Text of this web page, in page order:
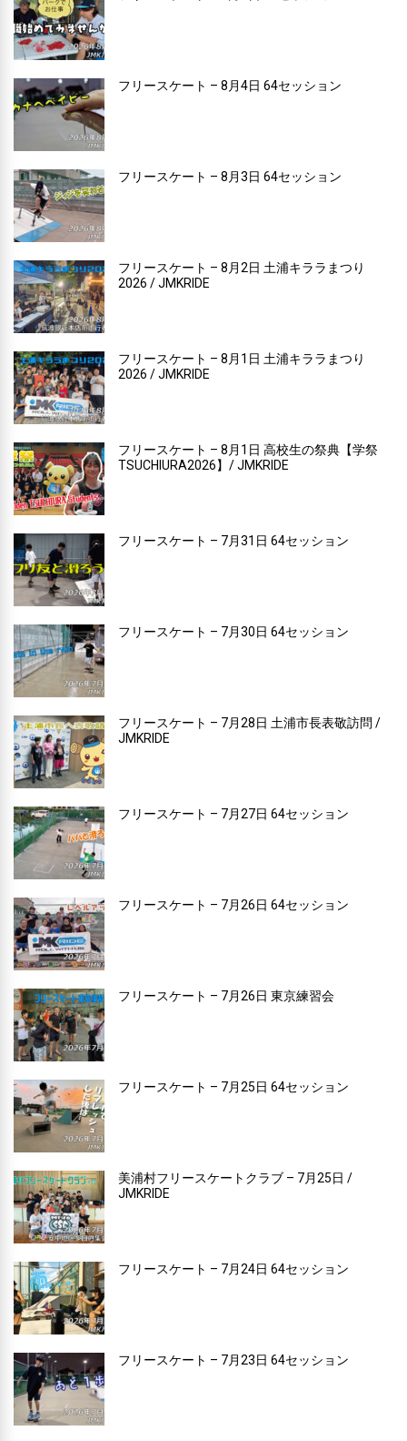
フリースケート – 8月4日 64セッション
フリースケート – 8月3日 64セッション
フリースケート – 8月2日 土浦キララまつり
2026 / JMKRIDE
フリースケート – 8月1日 土浦キララまつり
2026 / JMKRIDE
フリースケート – 8月1日 高校生の祭典【学祭
TSUCHIURA2026】/ JMKRIDE
フリースケート – 7月31日 64セッション
フリースケート – 7月30日 64セッション
フリースケート – 7月28日 土浦市長表敬訪問 /
JMKRIDE
フリースケート – 7月27日 64セッション
フリースケート – 7月26日 64セッション
フリースケート – 7月26日 東京練習会
フリースケート – 7月25日 64セッション
美浦村フリースケートクラブ – 7月25日 /
JMKRIDE
フリースケート – 7月24日 64セッション
フリースケート – 7月23日 64セッション